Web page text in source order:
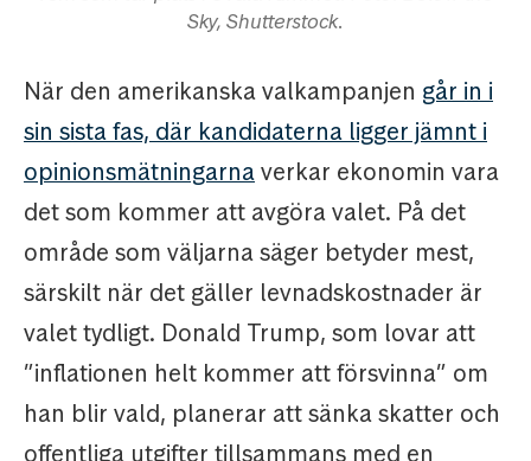
Sky, Shutterstock.
När den amerikanska valkampanjen går in i
sin sista fas, där kandidaterna ligger jämnt i
opinionsmätningarnaverkar ekonomin vara
det som kommer att avgöra valet. På det
område som väljarna säger betyder mest,
särskilt när det gäller levnadskostnader är
valet tydligt. Donald Trump, som lovar att
”inflationen helt kommer att försvinna” om
han blir vald, planerar att sänka skatter och
offentliga utgifter tillsammans med en